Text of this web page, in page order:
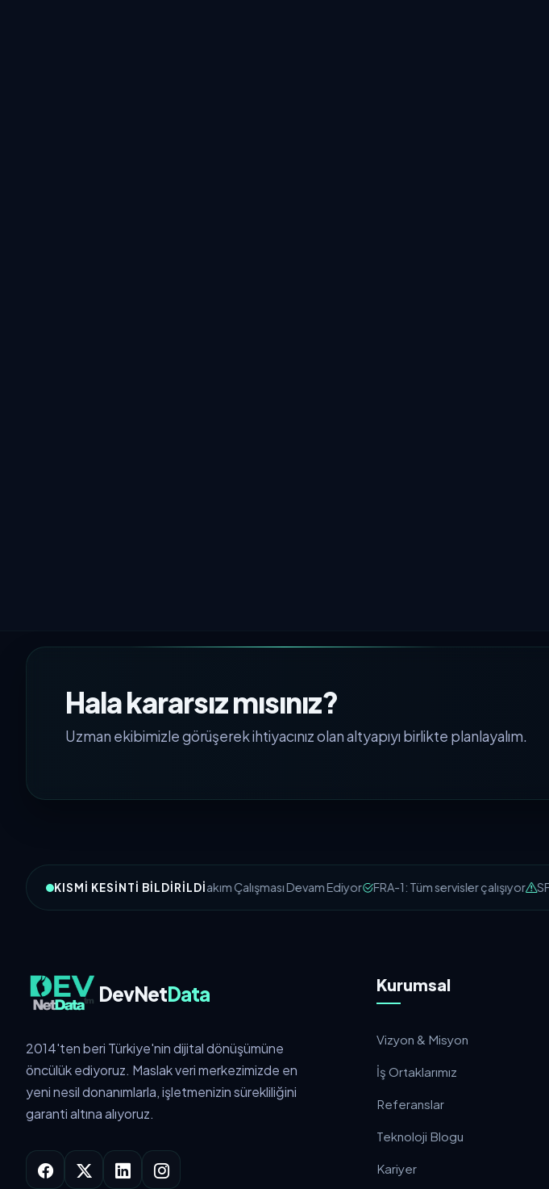
Hala kararsız mısınız?
Uzman ekibimizle görüşerek ihtiyacınız olan altyapıyı birlikte planlayalım.
KISMI KESINTI BILDIRILDIMSC-1: Bakım Çalışması Devam Ediyor FRA-1: Tüm servisler çalışıyor
DevNetData
2014'ten beri Türkiye'nin dijital dönüşümüne
öncülük ediyoruz. Maslak veri merkezimizde en
yeni nesil donanımlarla, işletmenizin sürekliliğini
garanti altına alıyoruz.
Kurumsal
Vizyon & Misyon
İş Ortaklarımız
Referanslar
Teknoloji Blogu
Kariyer